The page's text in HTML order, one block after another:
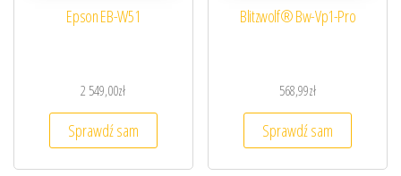
Epson EB-W51
2 549,00zł
Sprawdź sam
Blitzwolf® Bw-Vp1-Pro
568,99zł
Sprawdź sam